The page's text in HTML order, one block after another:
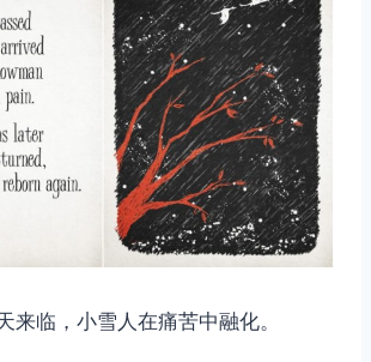
来临，小雪人在痛苦中融化。